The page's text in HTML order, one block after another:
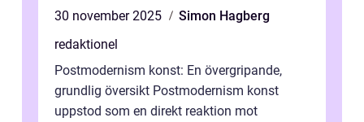
30 november 2025
Simon Hagberg
redaktionel
Postmodernism konst: En övergripande,
grundlig översikt Postmodernism konst
uppstod som en direkt reaktion mot